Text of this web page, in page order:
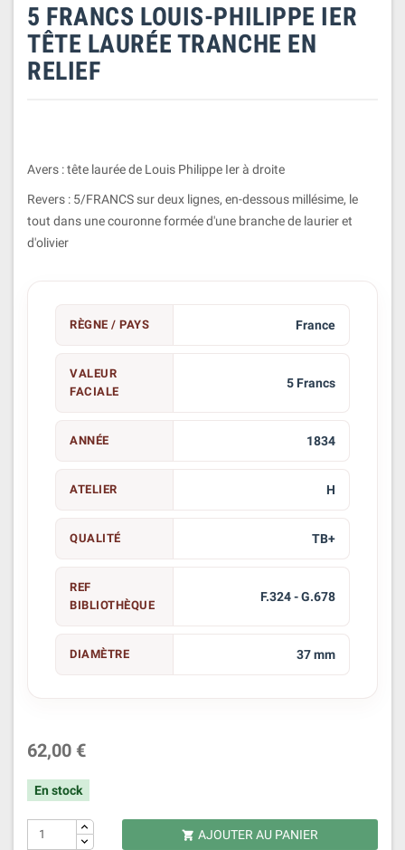
5 FRANCS LOUIS-PHILIPPE IER
TÊTE LAURÉE TRANCHE EN
RELIEF
Avers : tête laurée de Louis Philippe Ier à droite
Revers : 5/FRANCS sur deux lignes, en-dessous millésime, le
tout dans une couronne formée d'une branche de laurier et
d'olivier
RÈGNE / PAYS France
VALEUR
FACIALE
5 Francs
ANNÉE 1834
ATELIER H
QUALITÉ TB+
REF
BIBLIOTHÈQUE
F.324 - G.678
DIAMÈTRE 37 mm
62,00 €
En stock
 AJOUTER AU PANIER